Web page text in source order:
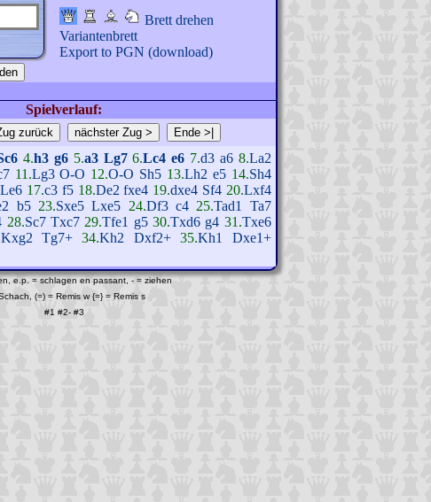
Brett drehen
Variantenbrett
Export to PGN (download)
Spielverlauf:
4.h3 g6 5.a3 Lg7 6.Lc4 e6 7.d3 a6 8.La2
11.Lg3 O-O 12.O-O Sh5 13.Lh2 e5 14.Sh4
Le6 17.c3 f5 18.De2 fxe4 19.dxe4 Sf4 20.Lxf4
b5 23.Sxe5 Lxe5 24.Df3 c4 25.Tad1
Ta7
28.Sc7 Txc7 29.Tfe1 g5 30.Txd6 g4 31.Txe6
Kxg2 Tg7+ 34.Kh2 Dxf2+ 35.Kh1
Dxe1+
e.p. = schlagen en passant, - = ziehen
(=) = Remis w {=} = Remis s
#1 #2-#3